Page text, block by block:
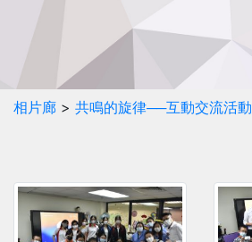
相片廊 > 共鳴的旋律──互動交流活動